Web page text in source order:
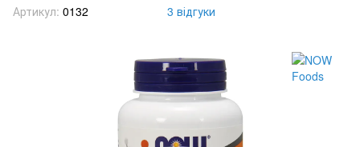
Артикул: 0132 3 відгуки